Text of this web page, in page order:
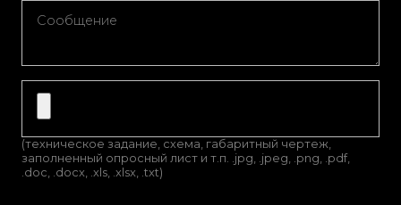
(техническое задание, схема, габаритный чертеж,
заполненный опросный лист и т.п. .jpg, .jpeg, .png, .pdf,
.doc, .docx, .xls, .xlsx, .txt)